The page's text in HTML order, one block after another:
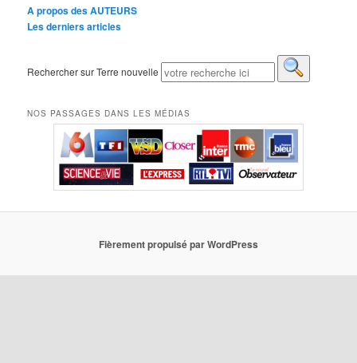
A propos des AUTEURS
Les derniers articles
Rechercher sur Terre nouvelle
NOS PASSAGES DANS LES MÉDIAS
Fièrement propulsé par WordPress